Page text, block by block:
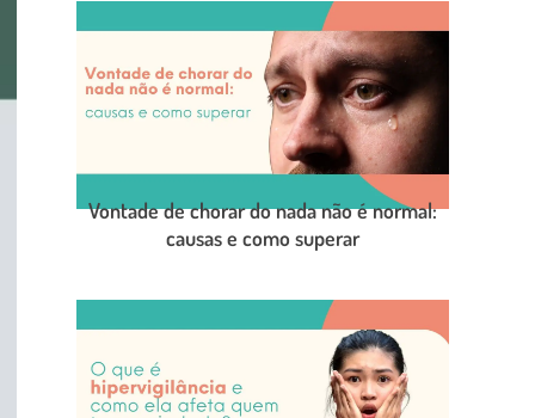
LEIA O POST COMPLETO
Vontade de chorar do nada não é normal:
causas e como superar